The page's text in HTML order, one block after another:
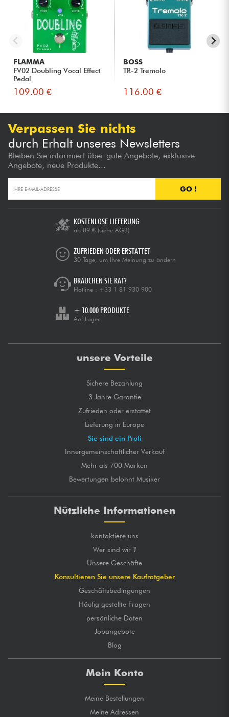
FLAMMA
FV02 Doubling Vocal Effect
Pedal
109.00 €
BOSS
TR-2 Tremolo
116.00 €
Verpassen Sie nichts
durch Erhalt unseres Newsletters
Bleiben Sie informiert über gute Angebote, exklusive
Angebote, neue Produkte...
GO !
KOSTENLOSE LIEFERUNG
ab 89 € (siehe AGB)
ZUFRIEDEN ODER ERSTATTET
30 Tage, um Ihre Meinung zu ändern
BRAUCHEN SIE RAT?
Hotline : +33 1 81 930 900
+ 10.000 PRODUKTE
Auf Lager
unsere Vorteile
Sichere Bezahlung
3 Jahre Garantie
Zufrieden oder erstattet
Lieferung in Europe
Sie sind ein Profi
Innergemeinschaftlicher Verkauf
Mehr als 700 Marken
Bewertungen belohnt Musiker
Nützliche Informationen
kontaktiere uns
Wer sind wir ?
Unsere Geschäfte
Konsultieren Sie unsere Kaufratgeber
Geschäftsbedingungen
Häufig gestellte Fragen
persönliche Daten
Jobangebote
Blog
Mein Konto
Meine Bestellungen
Meine Adressen